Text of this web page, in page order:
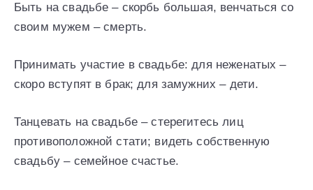
Быть на свадьбе – скорбь большая, венчаться со
своим мужем – смерть.
Принимать участие в свадьбе: для неженатых –
скоро вступят в брак; для замужних – дети.
Танцевать на свадьбе – стерегитесь лиц
противоположной стати; видеть собственную
свадьбу – семейное счастье.